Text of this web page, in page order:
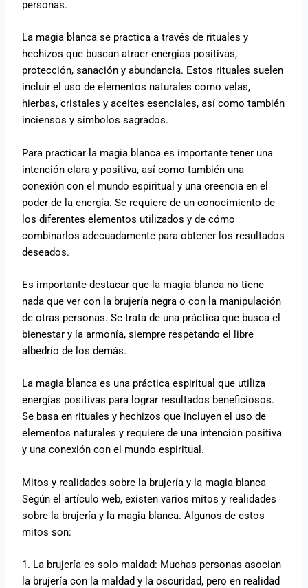
personas.
La magia blanca se practica a través de rituales y
hechizos que buscan atraer energías positivas,
protección, sanación y abundancia. Estos rituales suelen
incluir el uso de elementos naturales como velas,
hierbas, cristales y aceites esenciales, así como también
inciensos y símbolos sagrados.
Para practicar la magia blanca es importante tener una
intención clara y positiva, así como también una
conexión con el mundo espiritual y una creencia en el
poder de la energía. Se requiere de un conocimiento de
los diferentes elementos utilizados y de cómo
combinarlos adecuadamente para obtener los resultados
deseados.
Es importante destacar que la magia blanca no tiene
nada que ver con la brujería negra o con la manipulación
de otras personas. Se trata de una práctica que busca el
bienestar y la armonía, siempre respetando el libre
albedrío de los demás.
La magia blanca es una práctica espiritual que utiliza
energías positivas para lograr resultados beneficiosos.
Se basa en rituales y hechizos que incluyen el uso de
elementos naturales y requiere de una intención positiva
y una conexión con el mundo espiritual.
Mitos y realidades sobre la brujería y la magia blanca
Según el artículo web, existen varios mitos y realidades
sobre la brujería y la magia blanca. Algunos de estos
mitos son:
1. La brujería es solo maldad: Muchas personas asocian
la brujería con la maldad y la oscuridad, pero en realidad